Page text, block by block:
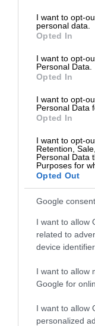
not limited to your
grant or deny
use your data for
consent section.
I want to opt-
personal data.
Opted In
I want to opt-
Personal Data.
Opted In
I want to opt-
Personal Data
Opted In
I want to opt-
Retention,
Personal Data
Purposes for
Opted Out
Google
I want to allow
related to
device
I want to allow
Google for
I want to allow
personalized
Benátok dorazia
opačnom smere
15.00 h a do
Vlaky budú